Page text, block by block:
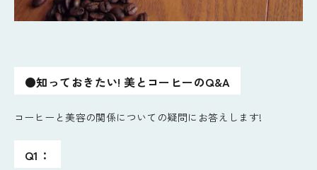
●知っておきたい! 美とコーヒーのQ&A
コーヒーと美容の関係についての疑問にお答えします!
Q1：